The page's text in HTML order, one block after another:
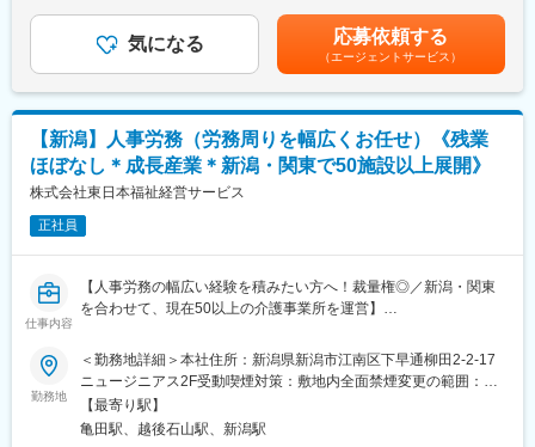
将来的には支店のマネジメントや本社にてサービス企画、人事戦
略などのキャリアにステップアップすることが可能です。
■働き方：
2022年10月よりフレックスタイム制度が適用となり、ライフワー
クバランスのとりやすい環境です。
また、土日祝休み・年間休日120日以上のため仕事とプライベー
トが両立しやすい環境です。
■同社について：
各分野で実績を残し、信頼され、価値あるサービスを提供してき
ました介護事業においては全国約1,900ヵ所で、在宅系介護サービ
ます。
※新潟本社に配属／担当エリアは新潟県内を想定しています。
人と接点を取り、入念に希望をヒアリングして同社の施設を提案
していくという流れになります。そのため現状は紹介会社への営
業が中心となり、代理店営業のようなスタイルが中心となってい
ます。その他個人への直接提案も行います。
新しい営業手法を検討いただく可能性もあります。
【求人の魅力】
（1） “売る営業”じゃない！人の人生に寄り添える仕事
介護施設選びは人生の大きな節目。無理に売るのではなく、ご本
人やご家族に寄り添いながら最適な提案を行う営業です。「人の
（2）直行直帰OK！営業経験を活かして、自由度高く働ける
異業種からの転職者も多数活躍中！営業経験があれば福祉業界が
初めてでも大丈夫。担当エリアへの訪問は直行直帰OKで、時間も
＞※上記年収には賞与を含みます。※給与詳細は、経験・資格・前
職給与を考慮し決定します。■昇給：年1回（4月）■賞与：年2回
（7月、12月）賃金はあくまでも目安の金額であり、選考を通じ
て上下する可能性があります。月給(月額)は固定手当を含めた表記
です。
気になる 応募依頼する
（エージェントサービス）
【新潟】人事労務（労務周りを幅広くお任せ）《残業
ほぼなし＊成長産業＊新潟・関東で50施設以上展開》
株式会社東日本福祉経営サービス
正社員
仕事内容
【人事労務の幅広い経験を積みたい方へ！裁量権◎／新潟・関東
を合わせて、現在50以上の介護事業所を運営】
として以下の業務をお任せいたします。
■業務内容：
・勤怠、給与管理
・予算管理
勤務地
＜勤務地詳細＞本社住所：新潟県新潟市江南区下早通柳田2-2-17
ニュージニアス2F受動喫煙対策：敷地内全面禁煙変更の範囲：会
社の定める事業所
【最寄り駅】
亀田駅、越後石山駅、新潟駅